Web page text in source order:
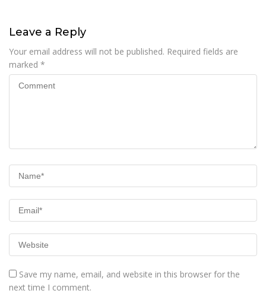
Leave a Reply
Your email address will not be published. Required fields are
marked *
Save my name, email, and website in this browser for the
next time I comment.